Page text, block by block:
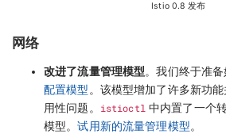
Istio 0.8 发布
网络
改进了流量管理模型。我们终于准
配置模型 。该模型增加了许多新功
用性问题。 istioctl 中内置了一个
模型。试用新的流量管理模型。